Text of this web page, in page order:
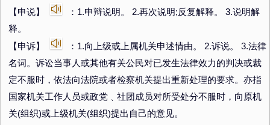
【申说】
：1.申辩说明。 2.再次说明;反复解释。 3.说明解
释。
【申诉】
：1.向上级或上属机关申述情由。 2.诉说。 3.法律
名词。诉讼当事人或其他有关公民对已发生法律效力的判决或裁
定不服时，依法向法院或者检察机关提出重新处理的要求。亦指
国家机关工作人员或政党﹑社团成员对所受处分不服时，向原机
关(组织)或上级机关(组织)提出自己的意见。